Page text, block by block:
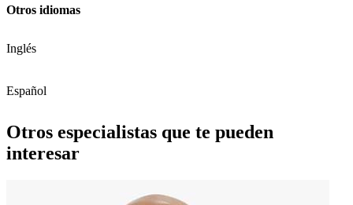
Otros idiomas
Inglés
Español
Otros especialistas que te pueden
interesar